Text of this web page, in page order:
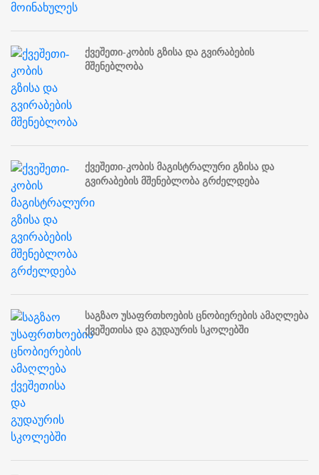
ქვეშეთი-კობის გზისა და გვირაბების
მშენებლობა
ქვეშეთი-კობის მაგისტრალური გზისა და
გვირაბების მშენებლობა გრძელდება
საგზაო უსაფრთხოების ცნობიერების ამაღლება
ქვეშეთისა და გუდაურის სკოლებში